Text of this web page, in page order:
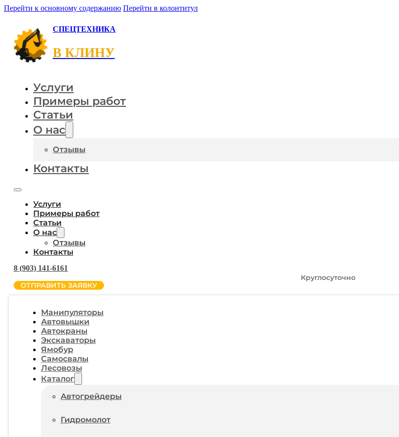
Перейти к основному содержанию Перейти в колонтитул
СПЕЦТЕХНИКА
В КЛИНУ
Услуги
Примеры работ
Статьи
О нас
Отзывы
Контакты
Услуги
Примеры работ
Статьи
О нас
Отзывы
Контакты
8 (903) 141-6161
Круглосуточно
ОТПРАВИТЬ ЗАЯВКУ
Манипуляторы
Автовышки
Автокраны
Экскаваторы
Ямобур
Самосвалы
Лесовозы
Каталог
Автогрейдеры
Гидромолот